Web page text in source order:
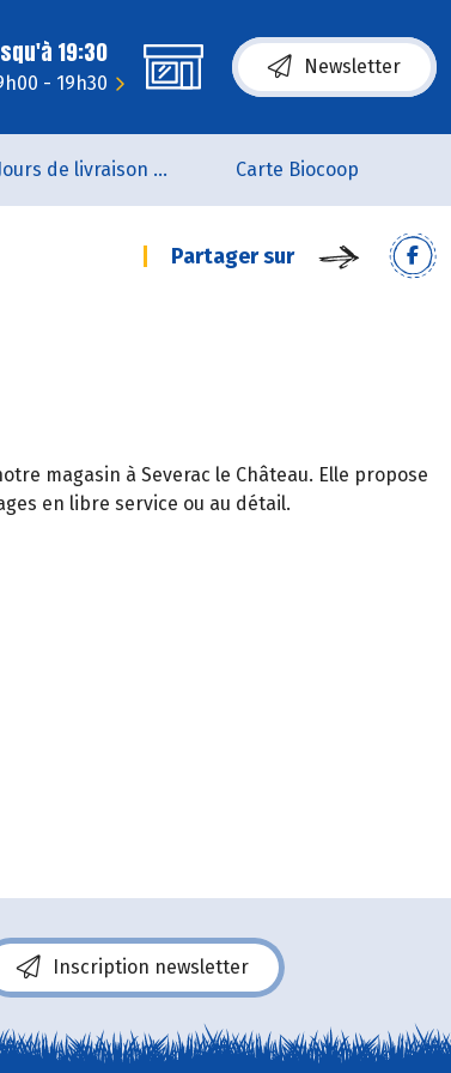
19:30
- 19h30
Newsletter
Jours de livraison de pain Carte Biocoop
Partager sur
magasin à Severac le Château. Elle propose
en libre service ou au détail.
Inscription newsletter